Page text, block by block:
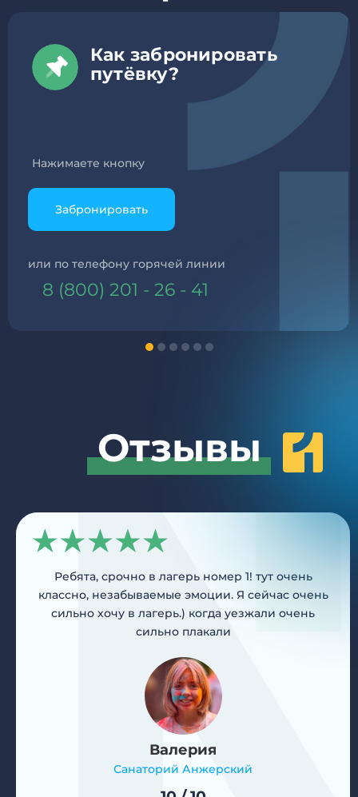
Почему именно
электронный договор?
встречи. В нынешнем мире
электронное подписание в разы удобнее
обычного.
Но не волнуйтесь, электронный договор имеет
телефон горячей линии и инстаграм.
Отзывы
Ребята, срочно в лагерь номер 1! тут очень
классно, незабываемые эмоции. Я сейчас очень
сильно хочу в лагерь.) когда уезжали очень
сильно плакали
Валерия
Санаторий Анжерский